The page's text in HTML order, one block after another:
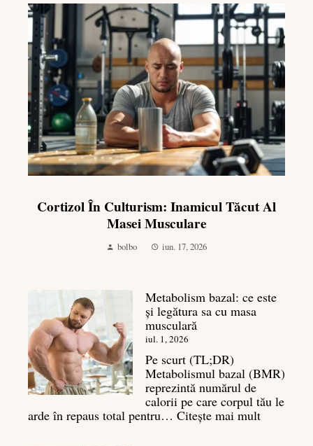
Cortizol În Culturism: Inamicul Tăcut Al
Masei Musculare
bolbo iun. 17, 2026
Metabolism bazal: ce este
și legătura sa cu masa
musculară
iul. 1, 2026
Pe scurt (TL;DR)
Metabolismul bazal (BMR)
reprezintă numărul de
calorii pe care corpul tău le
arde în repaus total pentru… Citește mai mult: